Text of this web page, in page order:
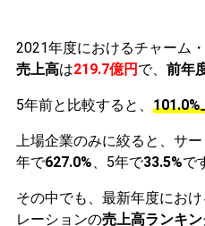
2021年度におけるチャーム
売上高は219.7億円 で、 前年
5年前と比較すると、
上場企業のみに絞ると、サ
年で627.0%、5年で33.5%で
その中でも、最新年度にお
レーションの売上高ランキ